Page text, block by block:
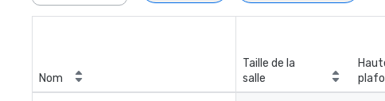
Nom
Taille de la
salle